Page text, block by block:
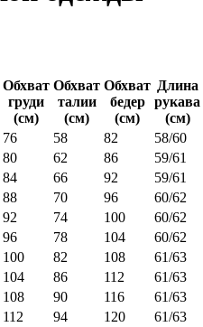
Обхват
груди
(см)
Обхват
талии
(см)
Обхват
бедер
(см)
Длина
рукава
(см)
76 58 82
58/60
80 62 86
59/61
84 66 92
59/61
88 70 96
60/62
92 74 100
60/62
96 78 104
60/62
100 82 108
61/63
104 86 112
61/63
108 90 116
61/63
112 94 120
61/63